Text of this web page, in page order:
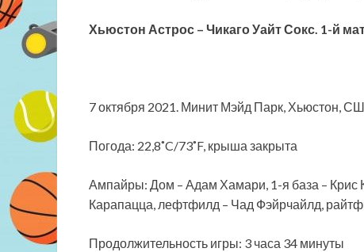
Хьюстон Астрос – Чикаго Уайт Сокс. 1-й
7 октября 2021. Минит Мэйд Парк, Хьюстон,
Погода: 22,8˚C/73˚F, крыша закрыта
Ампайры: Дом – Адам Хамари, 1-я база – Крис
Карапацца, лефтфилд – Чад Фэйрчайлд,
Продолжительность игры: 3 часа 34 минуты